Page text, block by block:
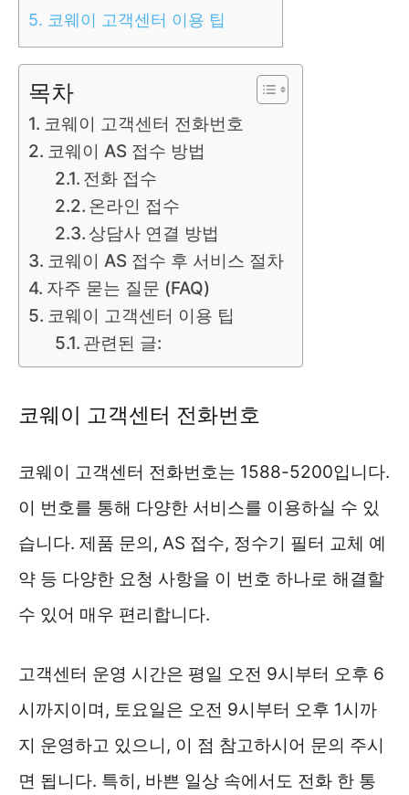
5. 코웨이 고객센터 이용 팁
목차
코웨이 고객센터 전화번호
코웨이 AS 접수 방법
전화 접수
온라인 접수
상담사 연결 방법
코웨이 AS 접수 후 서비스 절차
자주 묻는 질문 (FAQ)
코웨이 고객센터 이용 팁
관련된 글:
코웨이 고객센터 전화번호
코웨이 고객센터 전화번호는 1588-5200입니다.
이 번호를 통해 다양한 서비스를 이용하실 수 있
습니다. 제품 문의, AS 접수, 정수기 필터 교체 예
약 등 다양한 요청 사항을 이 번호 하나로 해결할
수 있어 매우 편리합니다.
고객센터 운영 시간은 평일 오전 9시부터 오후 6
시까지이며, 토요일은 오전 9시부터 오후 1시까
지 운영하고 있으니, 이 점 참고하시어 문의 주시
면 됩니다. 특히, 바쁜 일상 속에서도 전화 한 통